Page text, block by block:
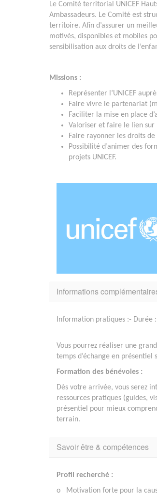
Le Comité territorial UNICEF
Ambassadeurs. Le Comité est
territoire. Afin d’assurer un
motivés, disponibles et mobiles
sensibilisation aux droits de
Missions :
Représenter l’UNICEF
Faire vivre le partenariat
Faciliter la mise en place
Valoriser et faire le lien
Faire rayonner les droits
Possibilité d’animer des
projets UNICEF.
Informations
Information pratiques :- Durée
Vous pourrez réaliser une
temps d’échange en présentiel
Formation des bénévoles :
Dès votre arrivée, vous serez
ressources pratiques (guides,
présentiel pour mieux
terrain.
Savoir être & compétences
Profil recherché :
o Motivation forte pour la